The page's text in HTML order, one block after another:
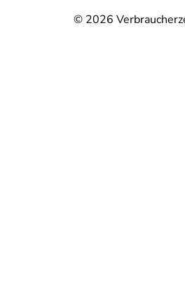
© 2026